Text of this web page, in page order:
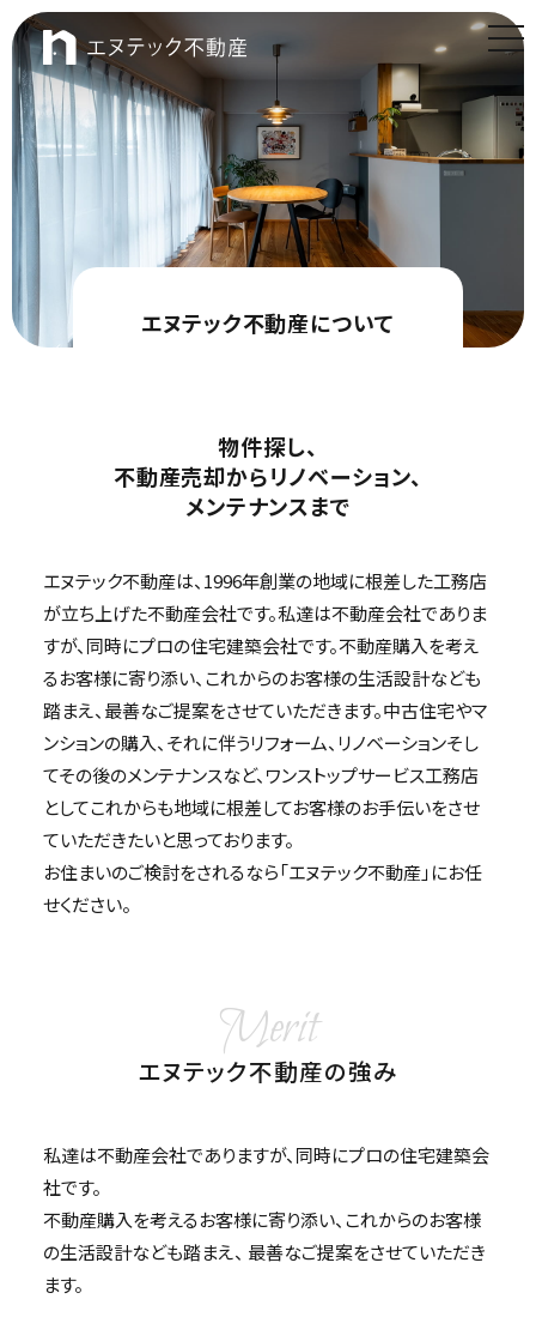
エヌテック不動産
エヌテック不動産について
物件探し、
不動産売却からリノベーション、
メンテナンスまで
エヌテック不動産は、1996年創業の地域に根差した工務店
が立ち上げた不動産会社です。私達は不動産会社でありま
すが、同時にプロの住宅建築会社です。不動産購入を考え
るお客様に寄り添い、これからのお客様の生活設計なども
踏まえ、最善なご提案をさせていただきます。中古住宅やマ
ンションの購入、それに伴うリフォーム、リノベーションそし
てその後のメンテナンスなど、ワンストップサービス工務店
としてこれからも地域に根差してお客様のお手伝いをさせ
ていただきたいと思っております。
お住まいのご検討をされるなら「エヌテック不動産」にお任
せください。
Merit
エヌテック不動産の強み
私達は不動産会社でありますが、同時にプロの住宅建築会
社です。
不動産購入を考えるお客様に寄り添い、これからのお客様
の生活設計なども踏まえ、 最善なご提案をさせていただき
ます。
t
o
g
l
a